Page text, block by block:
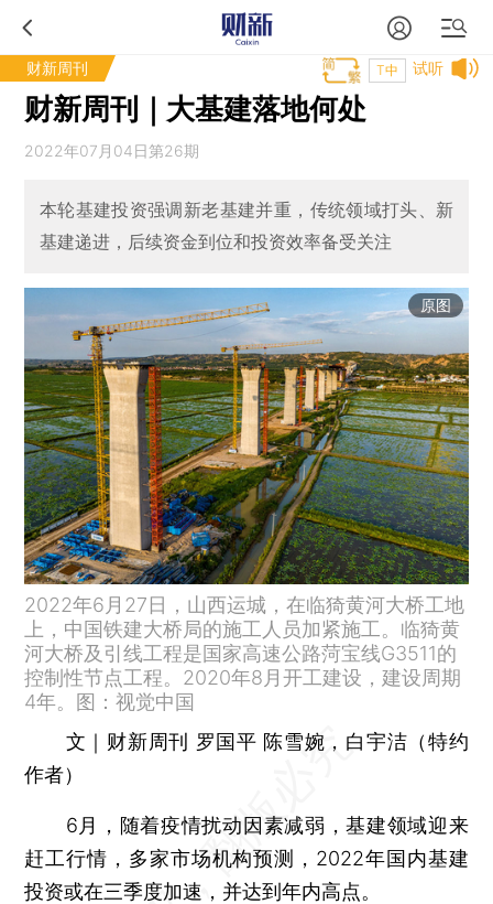
财新周刊 试听
T中
财新周刊｜大基建落地何处
2022年07月04日第26期
本轮基建投资强调新老基建并重，传统领域打头、新
基建递进，后续资金到位和投资效率备受关注
原图
2022年6月27日，山西运城，在临猗黄河大桥工地
上，中国铁建大桥局的施工人员加紧施工。临猗黄
河大桥及引线工程是国家高速公路菏宝线G3511的
控制性节点工程。2020年8月开工建设，建设周期
4年。图：视觉中国
文｜财新周刊 罗国平 陈雪婉，白宇洁（特约
作者）
6月，随着疫情扰动因素减弱，基建领域迎来
赶工行情，多家市场机构预测，2022年国内基建
投资或在三季度加速，并达到年内高点。